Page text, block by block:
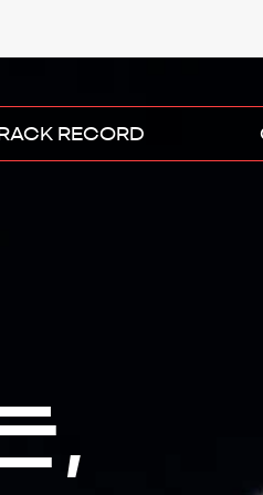
RECORD
,